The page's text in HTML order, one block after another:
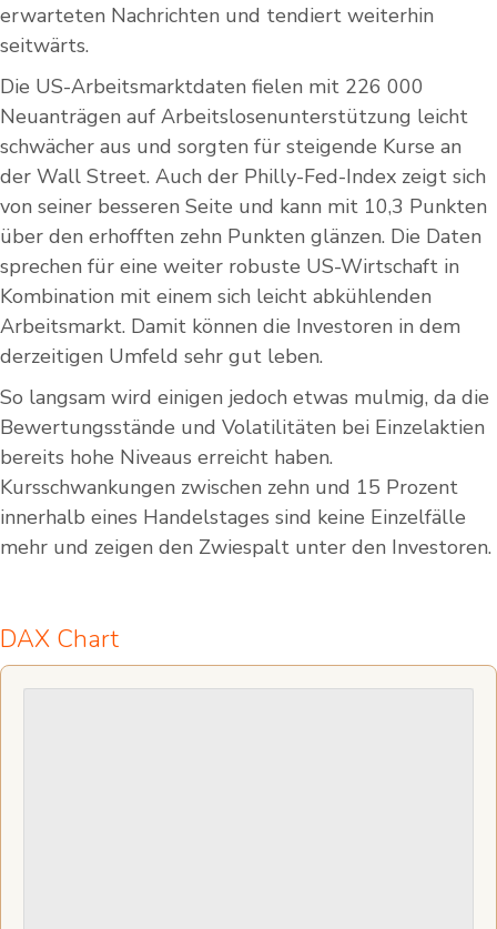
erwarteten Nachrichten und tendiert weiterhin
seitwärts.
Die US-Arbeitsmarktdaten fielen mit 226 000
Neuanträgen auf Arbeitslosenunterstützung leicht
schwächer aus und sorgten für steigende Kurse an
der Wall Street. Auch der Philly-Fed-Index zeigt sich
von seiner besseren Seite und kann mit 10,3 Punkten
über den erhofften zehn Punkten glänzen. Die Daten
sprechen für eine weiter robuste US-Wirtschaft in
Kombination mit einem sich leicht abkühlenden
Arbeitsmarkt. Damit können die Investoren in dem
derzeitigen Umfeld sehr gut leben.
So langsam wird einigen jedoch etwas mulmig, da die
Bewertungsstände und Volatilitäten bei Einzelaktien
bereits hohe Niveaus erreicht haben.
Kursschwankungen zwischen zehn und 15 Prozent
innerhalb eines Handelstages sind keine Einzelfälle
mehr und zeigen den Zwiespalt unter den Investoren.
DAX Chart